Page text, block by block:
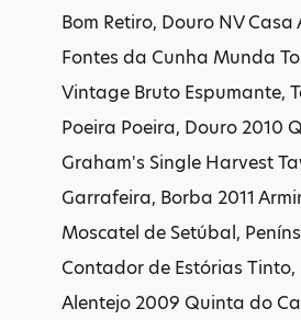
Bom Retiro, Douro NV
Fontes da Cunha Munda
Vintage Bruto Espumante,
Poeira Poeira, Douro 2010
Graham's Single Harvest
Garrafeira, Borba 2011
Moscatel de Setúbal,
Contador de Estórias
Alentejo 2009 Quinta do